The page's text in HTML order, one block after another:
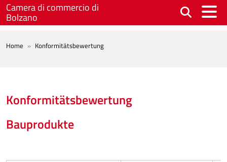
Skip to main content
Camera di commercio di
Bolzano
BREADCRUMB
Home Konformitätsbewertung
Konformitätsbewertung
Bauprodukte